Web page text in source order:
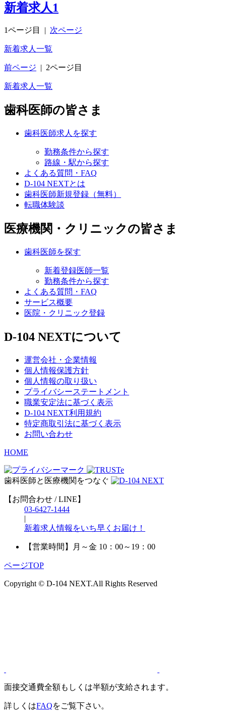
新着求人1
1ページ目 次ページ
新着求人一覧
前ページ 2ページ目
新着求人一覧
歯科医師の皆さま
歯科医師求人を探す
勤務条件から探す
路線・駅から探す
よくある質問・FAQ
D-104 NEXTとは
歯科医師新規登録（無料）
転職体験談
医療機関・クリニックの皆さま
歯科医師を探す
新着登録医師一覧
勤務条件から探す
よくある質問・FAQ
サービス概要
医院・クリニック登録
D-104 NEXTについて
運営会社・企業情報
個人情報保護方針
個人情報の取り扱い
プライバシーステートメント
職業安定法に基づく表示
D-104 NEXT利用規約
特定商取引法に基づく表示
お問い合わせ
HOME
歯科医師と医療機関をつなぐ
【お問合わせ / LINE】
03-6427-1444
|
新着求人情報をいち早くお届け！
【営業時間】 月～金 10：00～19：00
ページTOP
Copyright © D-104 NEXT.All Rights Reserved
面接交通費全額もしくは半額が支給されます。
詳しくはFAQをご覧下さい。